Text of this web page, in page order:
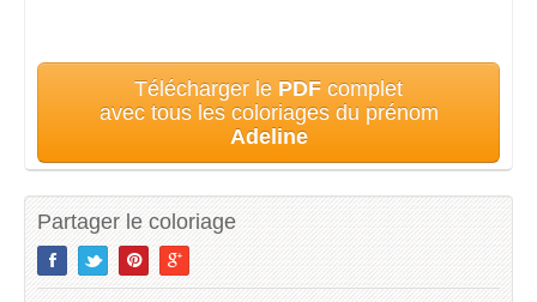
Télécharger le PDF complet
avec tous les coloriages du prénom
Adeline
Partager le coloriage